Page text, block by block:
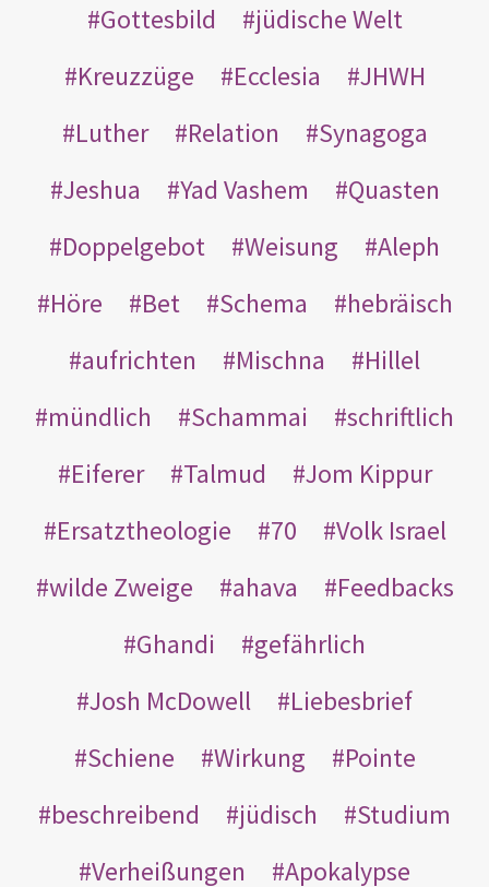
Gottesbild
jüdische Welt
Kreuzzüge
Ecclesia
JHWH
Luther
Relation
Synagoga
Jeshua
Yad Vashem
Quasten
Doppelgebot
Weisung
Aleph
Höre
Bet Schema
hebräisch
aufrichten
Mischna
Hillel
mündlich
Schammai
schriftlich
Eiferer
Talmud
Jom Kippur
Ersatztheologie
70
Volk Israel
wilde Zweige
ahava
Feedbacks
Ghandi
gefährlich
Josh McDowell
Liebesbrief
Schiene
Wirkung
Pointe
beschreibend
jüdisch
Studium
Verheißungen
Apokalypse